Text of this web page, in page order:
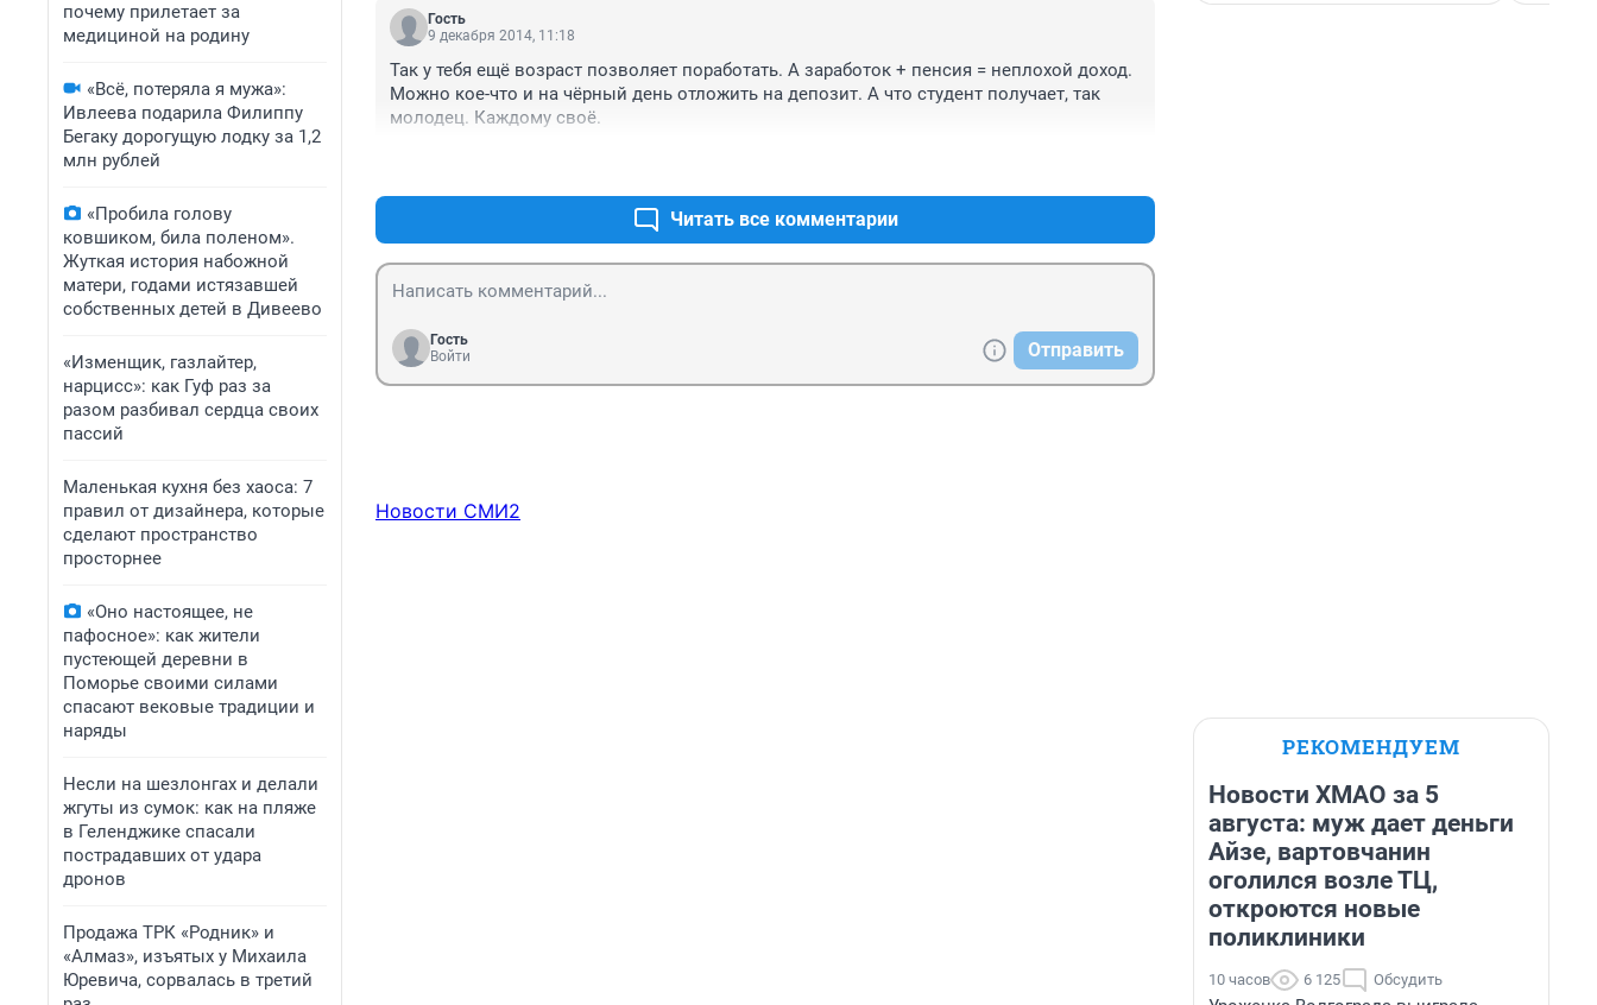
почему прилетает за
медициной на родину
«Всё, потеряла я мужа»:
Ивлеева подарила Филиппу
Бегаку дорогущую лодку за 1,2
млн рублей
«Пробила голову
ковшиком, била поленом».
Жуткая история набожной
матери, годами истязавшей
собственных детей в Дивеево
«Изменщик, газлайтер,
нарцисс»: как Гуф раз за
разом разбивал сердца своих
пассий
Маленькая кухня без хаоса: 7
правил от дизайнера, которые
сделают пространство
просторнее
«Оно настоящее, не
пафосное»: как жители
пустеющей деревни в
Поморье своими силами
спасают вековые традиции и
наряды
Несли на шезлонгах и делали
жгуты из сумок: как на пляже
в Геленджике спасали
пострадавших от удара
дронов
Продажа ТРК «Родник» и
«Алмаз», изъятых у Михаила
Юревича, сорвалась в третий
Гость
9 декабря 2014, 11:18
Так у тебя ещё возраст позволяет поработать. А заработок + пенсия = неплохой доход.
Можно кое-что и на чёрный день отложить на депозит. А что студент получает, так
молодец. Каждому своё.
Читать все комментарии
Гость
Войти
Отправить
Новости СМИ2
РЕКОМЕНДУЕМ
Новости ХМАО за 5
августа: муж дает деньги
Айзе, вартовчанин
оголился возле ТЦ,
откроются новые
поликлиники
10 часов 6 125 Обсудить